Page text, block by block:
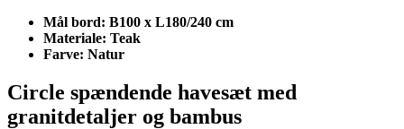
Mål bord: B100 x L180/240 cm
Materiale: Teak
Farve: Natur
Circle spændende havesæt med
granitdetaljer og bambus